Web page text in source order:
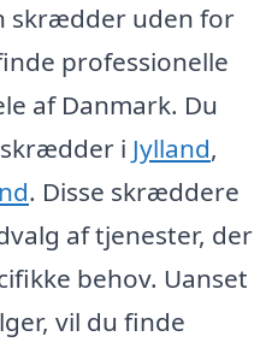
skrædder uden for
professionelle
af Danmark. Du
i Jylland,
. Disse skræddere
af tjenester, der
behov. Uanset
vil du finde